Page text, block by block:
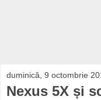
duminică, 9 octombrie
Nexus 5X și